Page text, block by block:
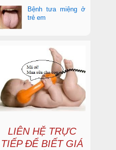
Bệnh tưa miệng ở
trẻ em
LIÊN HỆ TRỰC
TIẾP ĐỂ BIẾT GIÁ